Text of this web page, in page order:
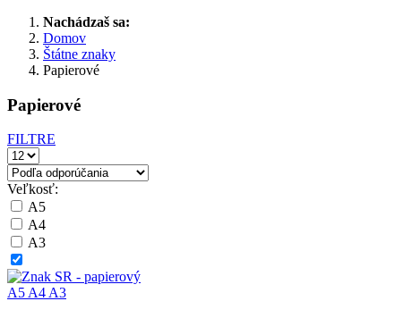
Nachádzaš sa:
Domov
Štátne znaky
Papierové
Papierové
FILTRE
Veľkosť:
A5
A4
A3
A5A4A3